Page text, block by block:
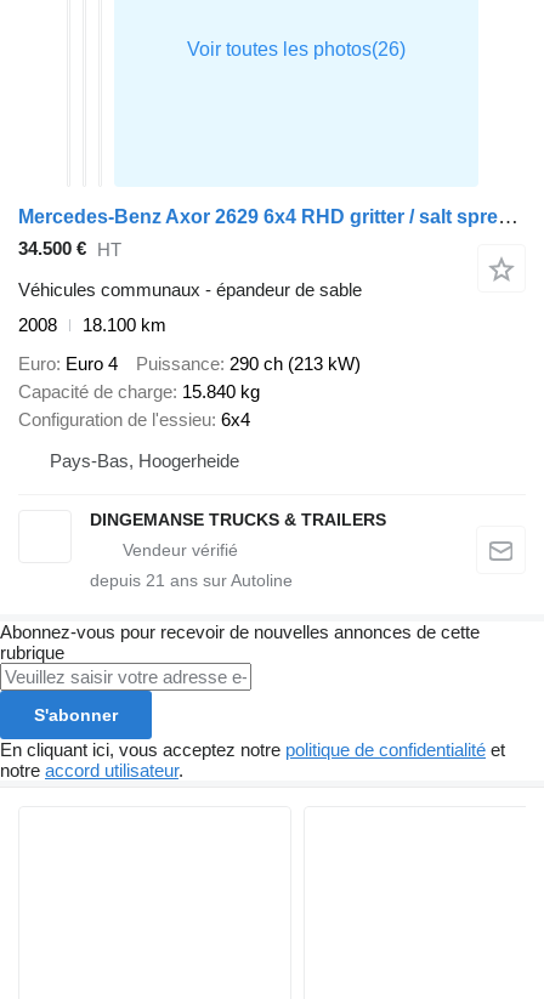
Mercedes-Benz Axor 2629 6x4 RHD gritter / salt spreader
34.500 € HT
Véhicules communaux - épandeur de sable
2008
18.100 km
Euro Euro 4 Puissance 290 ch (213 kW)
Capacité de charge 15.840 kg
Configuration de l'essieu 6x4
Pays-Bas, Hoogerheide
DINGEMANSE TRUCKS & TRAILERS
depuis 21 ans sur Autoline
Abonnez-vous pour recevoir de nouvelles annonces de cette
rubrique
S'abonner
En cliquant ici, vous acceptez notre politique de confidentialité et
notre accord utilisateur.